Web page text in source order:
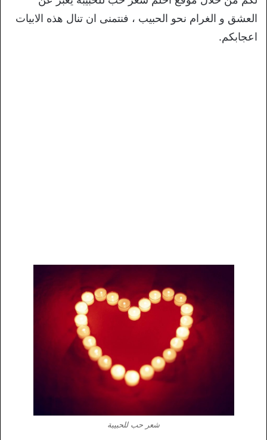
العشق و الغرام نحو الحبيب ، فنتمنى ان تنال هذه الابيات
اعجابكم.
شعر حب للحبيبة